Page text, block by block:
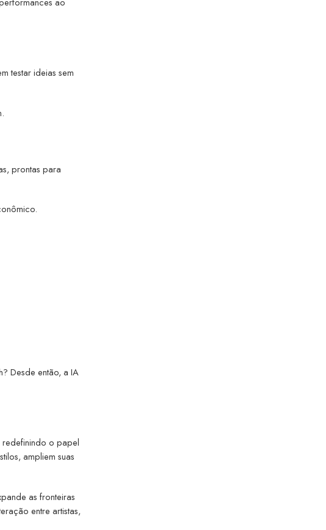
testar ideias sem
prontas para
Desde então, a IA
redefinindo o papel
ampliem suas
as fronteiras
entre artistas,